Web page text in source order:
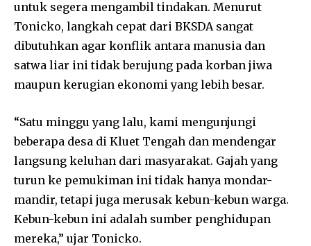
untuk segera mengambil tindakan. Menurut
Tonicko, langkah cepat dari BKSDA sangat
dibutuhkan agar konflik antara manusia dan
satwa liar ini tidak berujung pada korban jiwa
maupun kerugian ekonomi yang lebih besar.
“Satu minggu yang lalu, kami mengunjungi
beberapa desa di Kluet Tengah dan mendengar
langsung keluhan dari masyarakat. Gajah yang
turun ke pemukiman ini tidak hanya mondar-
mandir, tetapi juga merusak kebun-kebun warga.
Kebun-kebun ini adalah sumber penghidupan
mereka,” ujar Tonicko.